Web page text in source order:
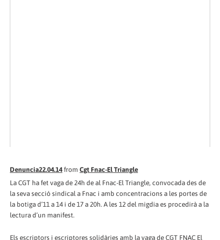
Denuncia22.04.14from Cgt Fnac-El Triangle
La CGT ha fet vaga de 24h de al Fnac-El Triangle, convocada des de
la seva secció sindical a Fnac i amb concentracions a les portes de
la botiga d’11 a 14 i de 17 a 20h. A les 12 del migdia es procedirà a la
lectura d’un manifest.
Els escriptors i escriptores solidàries amb la vaga de CGT FNAC El